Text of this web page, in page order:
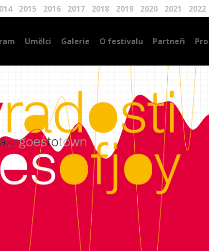
2015 2016 2017 2018 2019 2020 2021 2022
Umělci Galerie O festivalu Partneři